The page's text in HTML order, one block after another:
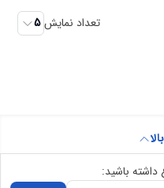
تعداد نمایش 5
داشته باشید: